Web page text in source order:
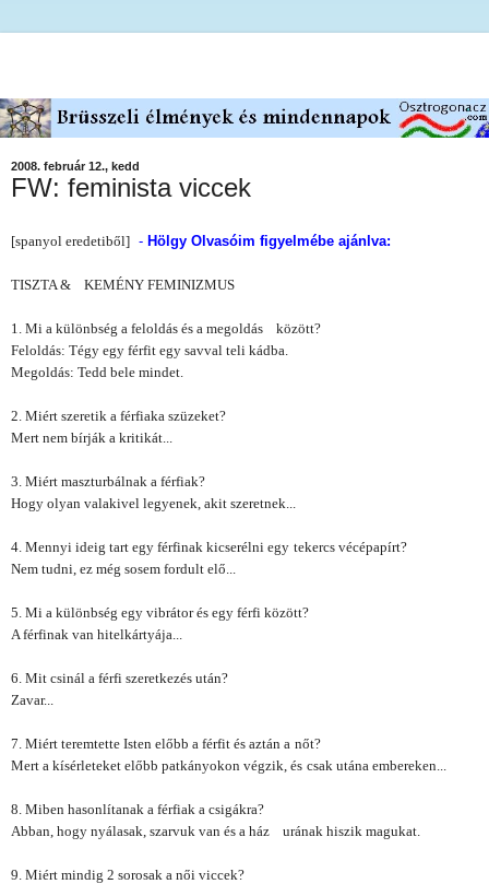
2008. február 12., kedd
FW: feminista viccek
[spanyol eredetiből] - Hölgy Olvasóim figyelmébe ajánlva:
TISZTA & KEMÉNY FEMINIZMUS
1. Mi a különbség a feloldás és a megoldás
között?
Feloldás: Tégy egy férfit egy savval teli kádba.
Megoldás: Tedd bele mindet.
2. Miért szeretik a férfiaka szüzeket?
Mert nem bírják a kritikát...
3. Miért maszturbálnak a férfiak?
Hogy olyan valakivel legyenek, akit szeretnek...
4. Mennyi ideig tart egy férfinak kicserélni egy tekercs vécépapírt?
Nem tudni, ez még sosem fordult elő...
5. Mi a különbség egy vibrátor és egy férfi között?
A férfinak van hitelkártyája...
6. Mit csinál a férfi szeretkezés után?
Zavar...
7. Miért teremtette Isten előbb a férfit és aztán a nőt?
Mert a kísérleteket előbb patkányokon végzik, és csak utána embereken...
8. Miben hasonlítanak a férfiak a csigákra?
Abban, hogy nyálasak, szarvuk van és a ház
urának hiszik magukat.
9. Miért mindig 2 sorosak a női viccek?